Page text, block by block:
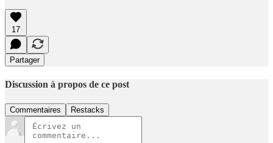
17
Partager
Discussion à propos de ce post
Commentaires Restacks